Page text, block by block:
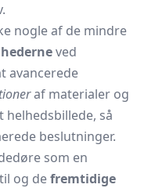
nogle af de mindre
ved
avancerede
af materialer og
helhedsbillede, så
beslutninger.
som en
og defremtidige